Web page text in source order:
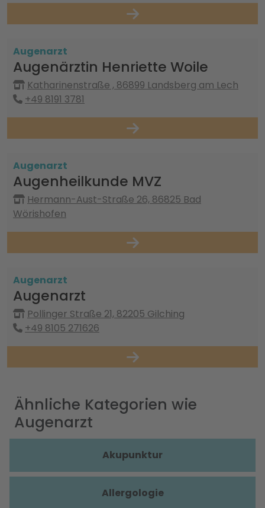
Augenarzt
Augenärztin Henriette Woile
Katharinenstraße , 86899 Landsberg am Lech
+49 8191 3781
Augenarzt
Augenheilkunde MVZ
Hermann-Aust-Straße 26, 86825 Bad
Wörishofen
Augenarzt
Augenarzt
Pollinger Straße 21, 82205 Gilching
+49 8105 271626
Ähnliche Kategorien wie
Augenarzt
Akupunktur
Allergologie